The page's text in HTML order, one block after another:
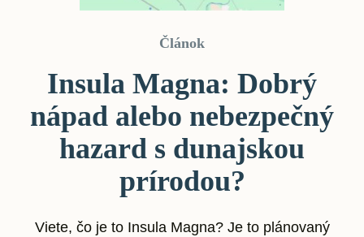
Článok
Insula Magna: Dobrý
nápad alebo nebezpečný
hazard s dunajskou
prírodou?
Viete, čo je to Insula Magna? Je to plánovaný